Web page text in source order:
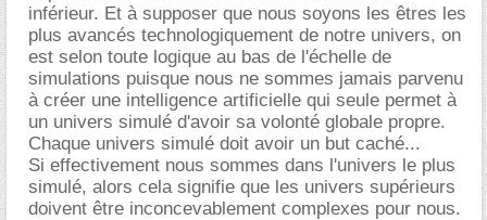
inférieur. Et à supposer que nous soyons les êtres les
plus avancés technologiquement de notre univers, on
est selon toute logique au bas de l'échelle de
simulations puisque nous ne sommes jamais parvenu
à créer une intelligence artificielle qui seule permet à
un univers simulé d'avoir sa volonté globale propre.
Chaque univers simulé doit avoir un but caché...
Si effectivement nous sommes dans l'univers le plus
simulé, alors cela signifie que les univers supérieurs
doivent être inconcevablement complexes pour nous.